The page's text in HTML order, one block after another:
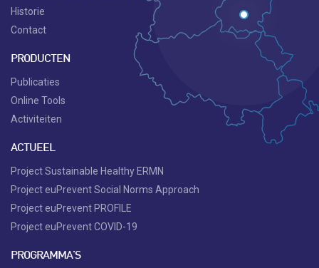
Historie
Contact
PRODUCTEN
Publicaties
Online Tools
Activiteiten
ACTUEEL
Project Sustainable Healthy ERMN
Project euPrevent Social Norms Approach
Project euPrevent PROFILE
Project euPrevent COVID-19
PROGRAMMA'S